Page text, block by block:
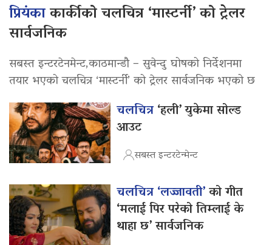
प्रियंकाकार्कीको चलचित्र ‘मास्टर्नी’ को ट्रेलर
सार्वजनिक
सबस्त इन्टरटेनमेन्ट,काठमान्डौ – सुवेन्दु घोषको निर्देशनमा
तयार भएको चलचित्र ‘मास्टर्नी’ को ट्रेलर सार्वजनिक भएको छ
चलचित्र‘हली’ युकेमा सोल्ड
आउट
सबस्त इन्टरटेन्मेन्ट
चलचित्र ‘लज्जावती’को गीत
‘मलाई पिर परेको तिम्लाई के
थाहा छ’ सार्वजनिक